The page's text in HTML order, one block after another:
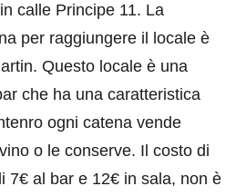
in calle Principe 11. La
per raggiungere il locale è
Questo locale è una
che ha una caratteristica
ogni catena vende
o le conserve. Il costo di
7€ al bar e 12€ in sala, non è